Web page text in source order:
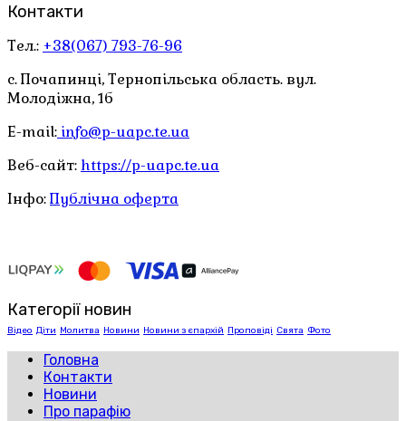
Контакти
Тел.: +38(067) 793-76-96
с. Почапинці, Тернопільська область. вул.
Молодіжна, 1б
E-mail: info@p-uapc.te.ua
Веб-сайт: https://p-uapc.te.ua
Інфо:Публічна оферта
Категорії новин
Відео Діти Молитва Новини Новини з єпархій Проповіді Свята Фото
Головна
Контакти
Новини
Про парафію